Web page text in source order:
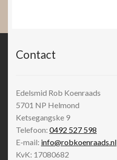
Contact
Edelsmid Rob Koenraads
5701 NP Helmond
Ketsegangske 9
Telefoon: 0492 527 598
E-mail: info@robkoenraads.nl
KvK: 17080682